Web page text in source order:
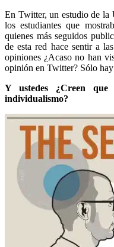
En Twitter, un estudio de la
los estudiantes que
quienes más seguidos
de esta red hace sentir a
opiniones ¿Acaso no han
opinión en Twitter? Sólo
Y ustedes ¿Creen que
individualismo?